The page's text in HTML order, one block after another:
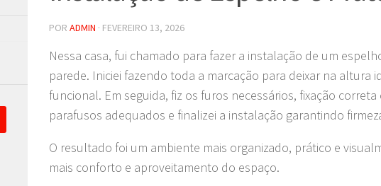
POR ADMIN · FEVEREIRO 13, 2026
Nessa casa, fui chamado para fazer a instalação de um
parede. Iniciei fazendo toda a marcação para deixar na altura
funcional. Em seguida, fiz os furos necessários, fixação
parafusos adequados e finalizei a instalação garantindo
O resultado foi um ambiente mais organizado, prático e
mais conforto e aproveitamento do espaço.